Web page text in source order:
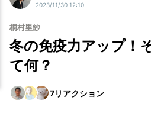
2023/11/30 12:10
桐村里紗
冬の免疫力アップ！
て何？
7リアクション